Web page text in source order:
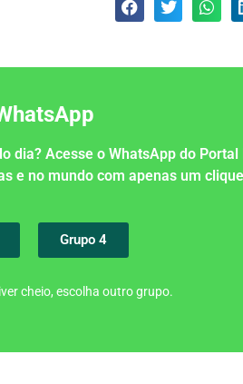
dia? Acesse o WhatsApp do Portal
e no mundo com apenas um clique
Grupo 4
cheio, escolha outro grupo.